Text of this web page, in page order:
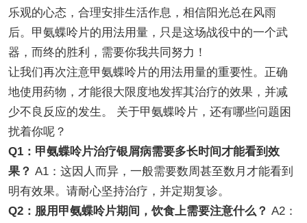
乐观的心态，合理安排生活作息，相信阳光总在风雨
后。甲氨蝶呤片的用法用量，只是这场战役中的一个武
器，而终的胜利，需要你我共同努力！
让我们再次注意甲氨蝶呤片的用法用量的重要性。正确
地使用药物，才能很大限度地发挥其治疗的效果，并减
少不良反应的发生。 关于甲氨蝶呤片，还有哪些问题困
扰着你呢？
Q1：甲氨蝶呤片治疗银屑病需要多长时间才能看到效
果？ A1：这因人而异，一般需要数周甚至数月才能看到
明有效果。请耐心坚持治疗，并定期复诊。
Q2：服用甲氨蝶呤片期间，饮食上需要注意什么？ A2：